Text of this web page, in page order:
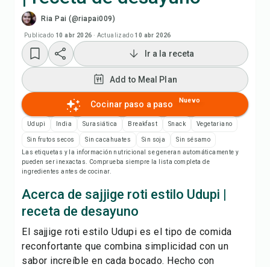
Ria Pai (@riapai009)
Publicado 10 abr 2026 · Actualizado 10 abr 2026
Cocinar con Chefadora AI
Ver video de la receta
Add to Meal Plan
Add to Shopping List
Imprimir receta
Guardar
Compartir
Reportar
Ir a la receta
Add to Meal Plan
Cocinar paso a paso Nuevo
Udupi India Surasiática Breakfast Snack Vegetariano
Sin frutos secos Sin cacahuates Sin soja
Sin sésamo
Las etiquetas y la información nutricional se generan automáticamente y
pueden ser inexactas. Comprueba siempre la lista completa de
ingredientes antes de cocinar.
Acerca de sajjige roti estilo Udupi |
receta de desayuno
El sajjige roti estilo Udupi es el tipo de comida
reconfortante que combina simplicidad con un
sabor increíble en cada bocado. Hecho con